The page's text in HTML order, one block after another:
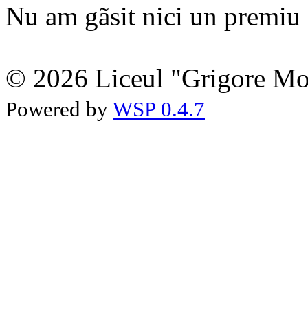
Nu am gãsit nici un premiu
© 2026 Liceul "Grigore
Powered by WSP 0.4.7